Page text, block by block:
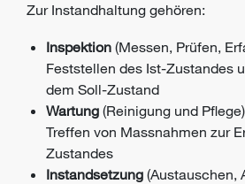
Zur Instandhaltung gehören:
Inspektion (Messen, Prüfen,
Feststellen des Ist-Zustandes
dem Soll-Zustand
Wartung (Reinigung und Pflege)
Treffen von Massnahmen zur
Zustandes
Instandsetzung (Austauschen,